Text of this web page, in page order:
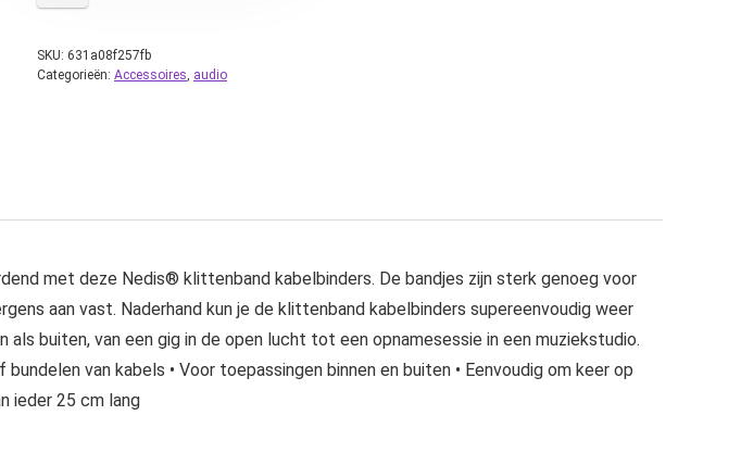
SKU: 631a08f257fb
Categorieën: Accessoires, audio
met deze Nedis® klittenband kabelbinders. De bandjes zijn sterk genoeg voor
aan vast. Naderhand kun je de klittenband kabelbinders supereenvoudig weer
buiten, van een gig in de open lucht tot een opnamesessie in een muziekstudio.
van kabels • Voor toepassingen binnen en buiten • Eenvoudig om keer op
ieder 25 cm lang